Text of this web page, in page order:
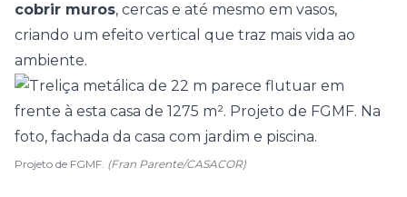
cobrir muros, cercas e até mesmo em vasos,
criando um efeito vertical que traz mais vida ao
ambiente.
Projeto de FGMF. (Fran Parente/CASACOR)